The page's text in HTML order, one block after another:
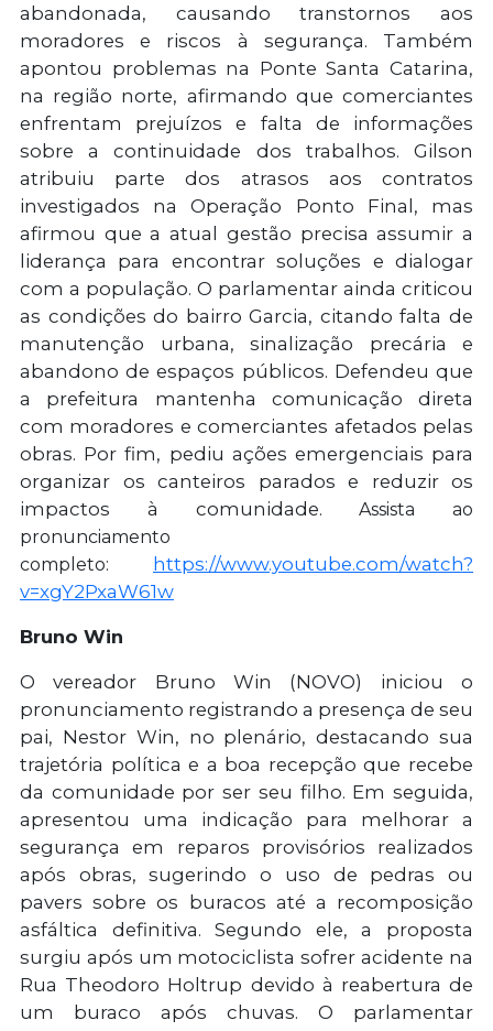
abandonada, causando transtornos aos
moradores e riscos à segurança. Também
apontou problemas na Ponte Santa Catarina,
na região norte, afirmando que comerciantes
enfrentam prejuízos e falta de informações
sobre a continuidade dos trabalhos. Gilson
atribuiu parte dos atrasos aos contratos
investigados na Operação Ponto Final, mas
afirmou que a atual gestão precisa assumir a
liderança para encontrar soluções e dialogar
com a população. O parlamentar ainda criticou
as condições do bairro Garcia, citando falta de
manutenção urbana, sinalização precária e
abandono de espaços públicos. Defendeu que
a prefeitura mantenha comunicação direta
com moradores e comerciantes afetados pelas
obras. Por fim, pediu ações emergenciais para
organizar os canteiros parados e reduzir os
impactos à comunidade.
Assista ao
pronunciamento
completo:
https://www.youtube.com/watch?
v=xgY2PxaW61w
Bruno Win
O vereador Bruno Win (NOVO) iniciou o
pronunciamento registrando a presença de seu
pai, Nestor Win, no plenário, destacando sua
trajetória política e a boa recepção que recebe
da comunidade por ser seu filho. Em seguida,
apresentou uma indicação para melhorar a
segurança em reparos provisórios realizados
após obras, sugerindo o uso de pedras ou
pavers sobre os buracos até a recomposição
asfáltica definitiva. Segundo ele, a proposta
surgiu após um motociclista sofrer acidente na
Rua Theodoro Holtrup devido à reabertura de
um buraco após chuvas. O parlamentar